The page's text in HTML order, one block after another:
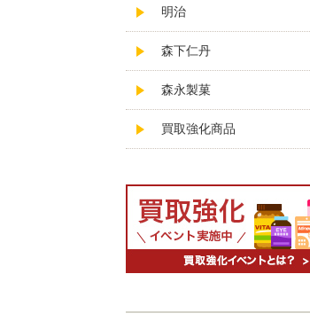
明治
森下仁丹
森永製菓
買取強化商品